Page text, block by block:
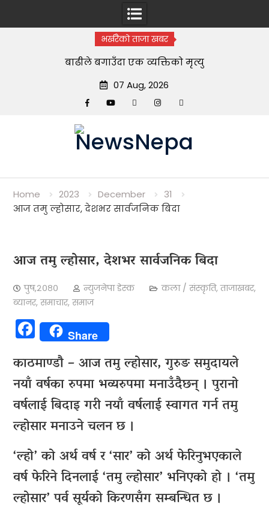
भर्खरैको ताजा खबर
बाढीले बगाउँदा एक व्यक्तिको मृत्यु
07 Aug, 2026
Home 2023 December
31
आज तमु ल्होसार, देशभर सार्वजनिक बिदा
आज तमु ल्होसार, देशभर सार्वजनिक बिदा
पुष,२०८० न्युजनेपा डेस्क कला / संस्कृति,ताजाखबर,
ब्यानर, समाचार, समाज
Facebook
Share
काठमाण्डाै – आज तमु ल्होसार, गुरुङ समुदायले
नयाँ वर्षका रुपमा भव्यरुपमा मनाउँदैछन् । पुरानो
वर्षलाई बिदाइ गरी नयाँ वर्षलाई स्वागत गर्न तमु
ल्होसार मनाउने चलन छ ।
‘ल्हो’ को अर्थ वर्ष र ‘सार’ को अर्थ फेरिनुभएकाले
वर्ष फेरिने दिनलाई ‘तमु ल्होसार’ भनिएको हो । ‘तमु
ल्होसार’ पर्व सूर्यको किरणसँग सम्बन्धित छ ।